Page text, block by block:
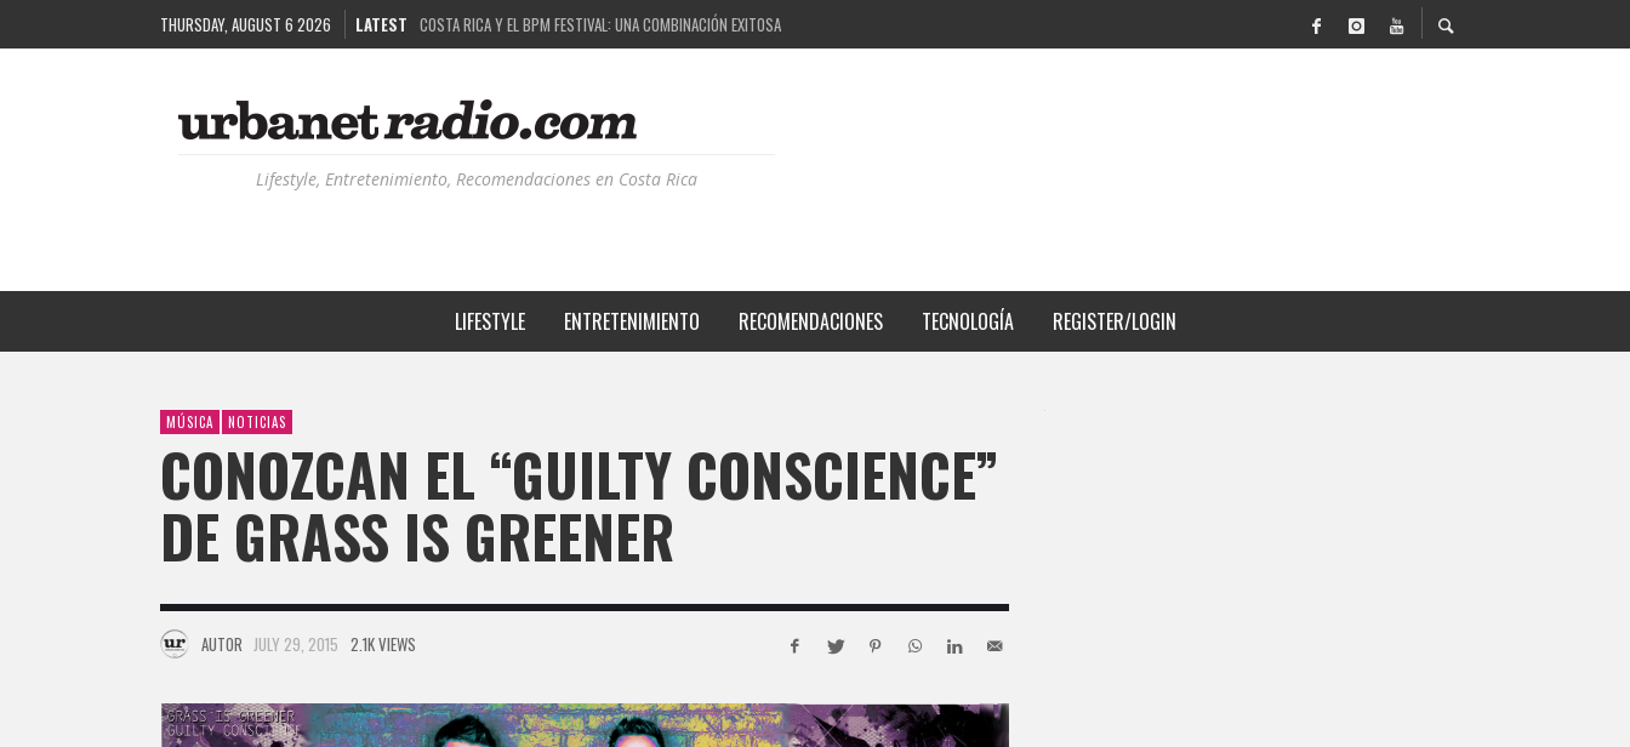
THURSDAY, AUGUST 6 2026 LATEST COSTA RICA Y EL BPM FESTIVAL: UNA COMBINACIÓN EXITOSA
RUTAS NATURBANAS: EL PROYECTO QUE ESTÁ TRANSFORMANDO LA CALIDAD DE VIDA DEL TRANSEÚNTE TICO CON MOVILIDAD Y PAISAJISMO
RECORDANDO LA EXPERIENCIA BPM: UN REVIEW DE LA PRIMERA EDICIÓN QUE TRAJO EL TALENTO DE MÁS DE 100 DJS A COSTA RICA
Lifestyle, Entretenimiento, Recomendaciones en Costa Rica
LIFESTYLE ENTRETENIMIENTO RECOMENDACIONES TECNOLOGÍA REGISTER/LOGIN
MÚSICA NOTICIAS
CONOZCAN EL “GUILTY CONSCIENCE”
DE GRASS IS GREENER
AUTOR JULY 29, 2015 2.1K VIEWS